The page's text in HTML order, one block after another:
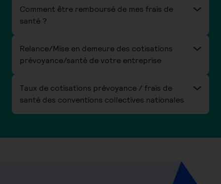
Comment être remboursé de mes frais de
santé ?
Relance/Mise en demeure des cotisations
prévoyance/santé de votre entreprise
Taux de cotisations prévoyance / frais de
santé des conventions collectives nationales